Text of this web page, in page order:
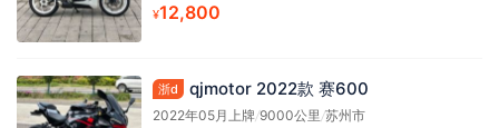
¥12,800
浙d qjmotor 2022款 赛600
2022年05月上牌/9000公里/苏州市